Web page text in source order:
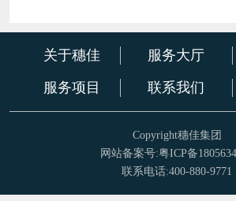
关于穗佳 服务大厅
服务项目 联系我们
Copyright穗佳集团
网站备案号:粤ICP备
联系电话:400-880-9771